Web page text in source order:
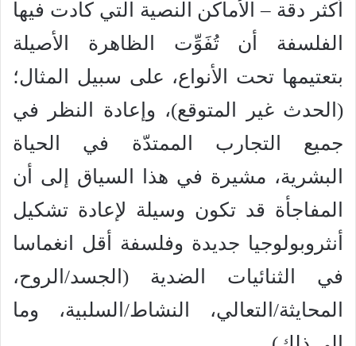
أكثر دقة – الأماكن النصية التي كادت فيها
الفلسفة أن تُفَوِّت الظاهرة الأصيلة
بتعتيمها تحت الأنواع، على سبيل المثال؛
(الحدث غير المتوقع)، وإعادة النظر في
جميع التجارب الممتدّة في الحياة
البشرية، مشيرة في هذا السياق إلى أن
المفاجأة قد تكون وسيلة لإعادة تشكيل
أنثروبولوجيا جديدة وفلسفة أقل انغماسا
في الثنائيات الضدية (الجسد/الروح،
المحايثة/التعالي، النشاط/السلبية، وما